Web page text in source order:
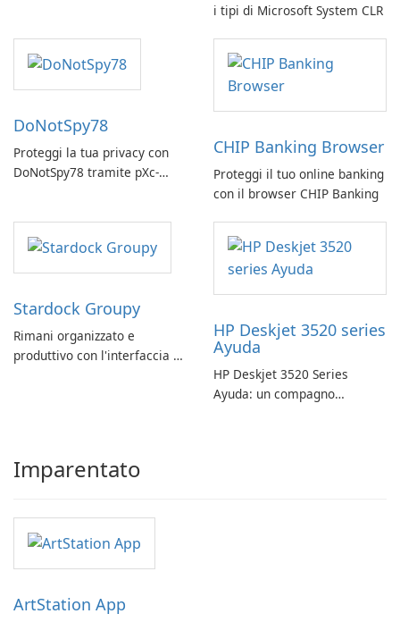
i tipi di Microsoft System CLR
DoNotSpy78
Proteggi la tua privacy con
DoNotSpy78 tramite pXc-
CHIP Banking Browser
Proteggi il tuo online banking
con il browser CHIP Banking
Stardock Groupy
Rimani organizzato e
produttivo con l'interfaccia a
HP Deskjet 3520 series
Ayuda
HP Deskjet 3520 Series
Ayuda: un compagno
Imparentato
ArtStation App